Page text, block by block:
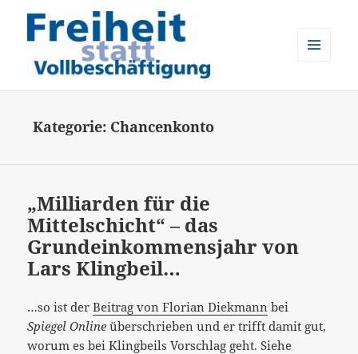
Kategorie: Chancenkonto
„Milliarden für die
Mittelschicht“ – das
Grundeinkommensjahr von
Lars Klingbeil…
…so ist derBeitrag von Florian Diekmann bei
Spiegel Online überschrieben und er trifft damit gut,
worum es bei Klingbeils Vorschlag geht. Siehe